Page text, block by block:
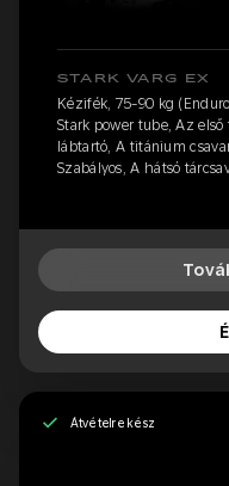
STARK VARG EX
Kézifék, 75-90 kg
Stark power tube, Az
lábtartó, A titánium
Szabályos, A hátsó
Átvételre kész